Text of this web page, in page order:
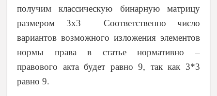
получим классическую бинарную матрицу
размером 3x3 Соответственно число
вариантов возможного изложения элементов
нормы права в статье нормативно –
правового акта будет равно 9, так как 3*3
равно 9.